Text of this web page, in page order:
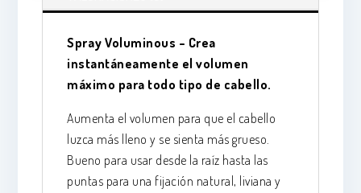
SprayVoluminous – Crea
instantáneamente el volumen
máximo para todo tipo de cabello.
Aumenta el volumen para que el cabello
luzca más lleno y se sienta más grueso.
Bueno para usar desde la raíz hasta las
puntas para una fijación natural, liviana y